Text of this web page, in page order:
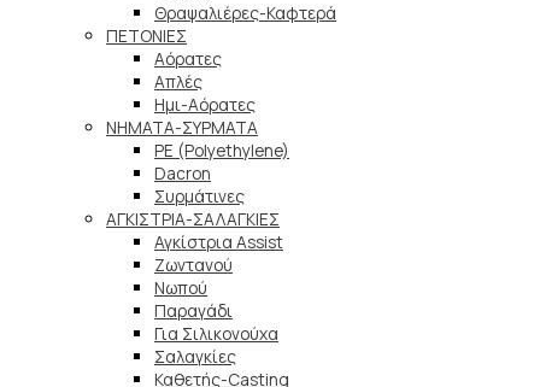
Θραψαλιέρες-Καφτερά
ΠΕΤΟΝΙΕΣ
Αόρατες
Απλές
Ημι-Αόρατες
ΝΗΜΑΤΑ-ΣΥΡΜΑΤΑ
PE (Polyethylene)
Dacron
Συρμάτινες
ΑΓΚΙΣΤΡΙΑ-ΣΑΛΑΓΚΙΕΣ
Αγκίστρια Assist
Ζωντανού
Νωπού
Παραγάδι
Για Σιλικονούχα
Σαλαγκίες
Καθετής-Casting